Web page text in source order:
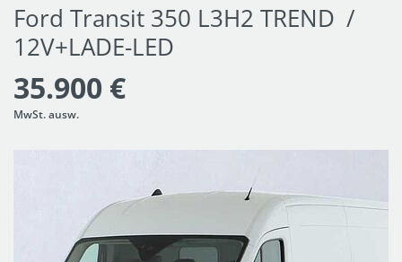
Ford Transit 350 L3H2 TREND /
12V+LADE-LED
35.900 €
MwSt. ausw.